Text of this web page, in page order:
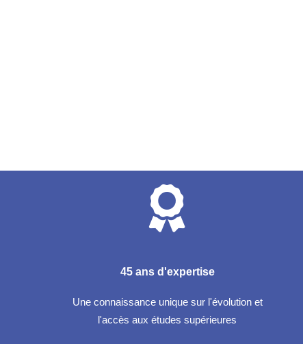
45 ans d'expertise
Une connaissance unique sur l'évolution et
l'accès aux études supérieures